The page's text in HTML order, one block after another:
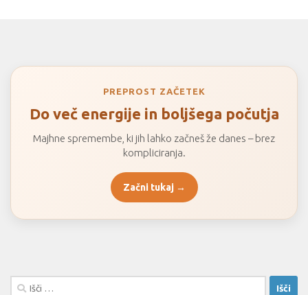
PREPROST ZAČETEK
Do več energije in boljšega počutja
Majhne spremembe, ki jih lahko začneš že danes – brez
kompliciranja.
Začni tukaj →
Išči: